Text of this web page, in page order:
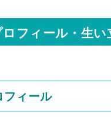
フィール・生い
フィール